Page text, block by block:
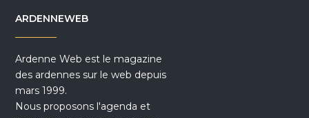
ARDENNEWEB
Ardenne Web est le magazine
des ardennes sur le web depuis
mars 1999.
Nous proposons l'agenda et